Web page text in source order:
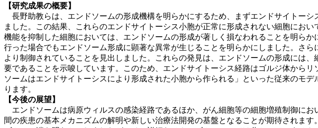
【研究成果の概要】
長野助教らは、エンドソームの形成機構を明らかにするため、まずエンドサイトー
ました。この結果、これらのエンドサイトーシス小胞が正常に形成されない細胞にお
機能を抑制した細胞においては、エンドソームの形成が著しく損なわれることを明ら
行った場合でもエンドソーム形成に顕著な異常が生じることを明らかにしました。さ
より制御されていることを見出しました。これらの発見は、エンドソームの形成には
要であることを示唆しています。このため、エンドサイトーシス経路はゴルジ体から
ソームはエンドサイトーシスにより形成された小胞から作られる」といった従来のモ
ります。
【今後の展望】
エンドソームは病原ウィルスの感染経路であるほか、がん細胞等の細胞増殖制御に
間の疾患の基本メカニズムの解明や新しい治療法開発の基盤となることが期待されま